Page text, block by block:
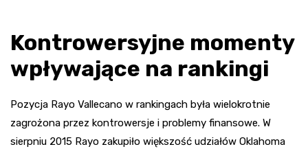
Kontrowersyjne momenty
wpływające na rankingi
Pozycja Rayo Vallecano w rankingach była wielokrotnie
zagrożona przez kontrowersje i problemy finansowe. W
sierpniu 2015 Rayo zakupiło większość udziałów Oklahoma